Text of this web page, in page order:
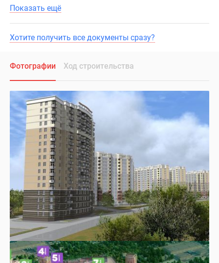
Показать ещё
Хотите получить все документы сразу?
Фотографии Ход строительства